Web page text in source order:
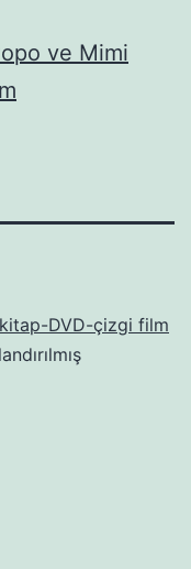
ve Mimi
kitap-DVD-çizgi film